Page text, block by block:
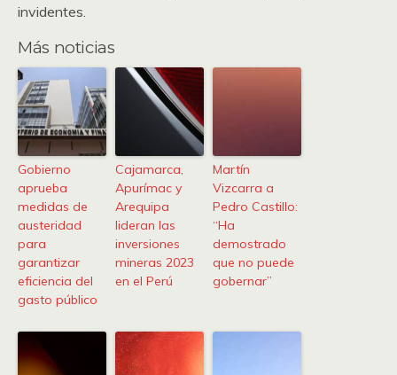
invidentes.
Más noticias
Gobierno
aprueba
medidas de
austeridad
para
garantizar
eficiencia del
gasto público
Cajamarca,
Apurímac y
Arequipa
lideran las
inversiones
mineras 2023
en el Perú
Martín
Vizcarra a
Pedro Castillo:
“Ha
demostrado
que no puede
gobernar”